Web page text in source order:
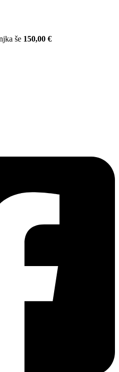
še 150,00 €